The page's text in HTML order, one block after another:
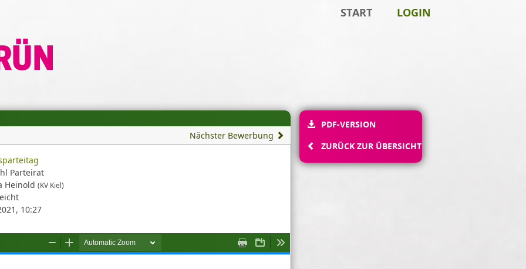
START LOGIN
Nächster Bewerbung
Parteirat
Heinold (KV Kiel)
10:27
PDF-VERSION
ZURÜCK ZUR ÜBERSICHT